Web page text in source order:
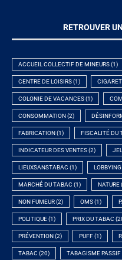
RETROUVER
ACCUEIL COLLECTIF DE MINEURS(1)
CENTRE DE LOISIRS(1)
COLONIE DE VACANCES(1)
CONSOMMATION(2)
FABRICATION(1) FISCALITÉ DU
INDICATEUR DES VENTES(2)
LIEUXSANSTABAC (1) LOBBYING
MARCHÉ DU TABAC (1) NATURE
NON FUMEUR(2) OMS(1)
POLITIQUE(1) PRIX DU TABAC
PRÉVENTION(2) PUFF(1)
TABAC (20) TABAGISME PASSIF